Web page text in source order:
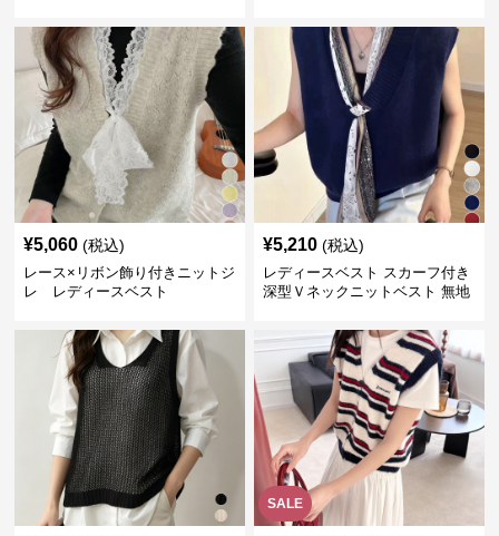
¥5,060 (税込)
レース×リボン飾り付きニットジ
レ レディースベスト
¥5,210 (税込)
レディースベスト スカーフ付き
深型Ｖネックニットベスト 無地
SALE